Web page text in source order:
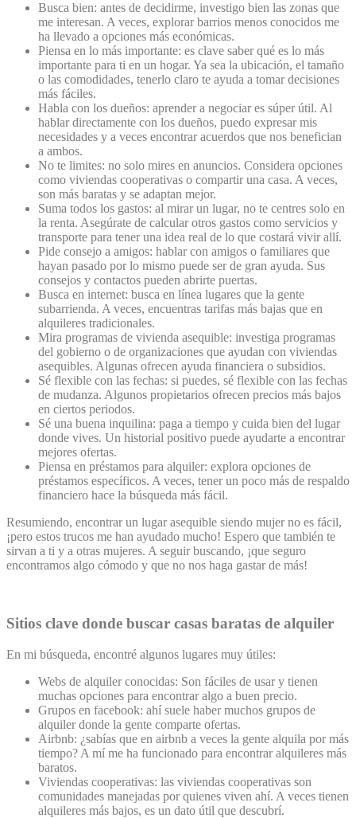
Busca bien: antes de decidirme, investigo bien las zonas que
me interesan. A veces, explorar barrios menos conocidos me
ha llevado a opciones más económicas.
Piensa en lo más importante: es clave saber qué es lo más
importante para ti en un hogar. Ya sea la ubicación, el tamaño
o las comodidades, tenerlo claro te ayuda a tomar decisiones
más fáciles.
Habla con los dueños: aprender a negociar es súper útil. Al
hablar directamente con los dueños, puedo expresar mis
necesidades y a veces encontrar acuerdos que nos benefician
a ambos.
No te limites: no solo mires en anuncios. Considera opciones
como viviendas cooperativas o compartir una casa. A veces,
son más baratas y se adaptan mejor.
Suma todos los gastos: al mirar un lugar, no te centres solo en
la renta. Asegúrate de calcular otros gastos como servicios y
transporte para tener una idea real de lo que costará vivir allí.
Pide consejo a amigos: hablar con amigos o familiares que
hayan pasado por lo mismo puede ser de gran ayuda. Sus
consejos y contactos pueden abrirte puertas.
Busca en internet: busca en línea lugares que la gente
subarrienda. A veces, encuentras tarifas más bajas que en
alquileres tradicionales.
Mira programas de vivienda asequible: investiga programas
del gobierno o de organizaciones que ayudan con viviendas
asequibles. Algunas ofrecen ayuda financiera o subsidios.
Sé flexible con las fechas: si puedes, sé flexible con las fechas
de mudanza. Algunos propietarios ofrecen precios más bajos
en ciertos periodos.
Sé una buena inquilina: paga a tiempo y cuida bien del lugar
donde vives. Un historial positivo puede ayudarte a encontrar
mejores ofertas.
Piensa en préstamos para alquiler: explora opciones de
préstamos específicos. A veces, tener un poco más de respaldo
financiero hace la búsqueda más fácil.
Resumiendo, encontrar un lugar asequible siendo mujer no es fácil,
¡pero estos trucos me han ayudado mucho! Espero que también te
sirvan a ti y a otras mujeres. A seguir buscando, ¡que seguro
encontramos algo cómodo y que no nos haga gastar de más!
Sitios clave donde buscar casas baratas de alquiler
En mi búsqueda, encontré algunos lugares muy útiles:
Webs de alquiler conocidas: Son fáciles de usar y tienen
muchas opciones para encontrar algo a buen precio.
Grupos en facebook: ahí suele haber muchos grupos de
alquiler donde la gente comparte ofertas.
Airbnb: ¿sabías que en airbnb a veces la gente alquila por más
tiempo? A mí me ha funcionado para encontrar alquileres más
baratos.
Viviendas cooperativas: las viviendas cooperativas son
comunidades manejadas por quienes viven ahí. A veces tienen
alquileres más bajos, es un dato útil que descubrí.